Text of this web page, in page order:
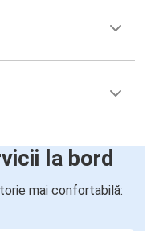
la bord
mai confortabilă: